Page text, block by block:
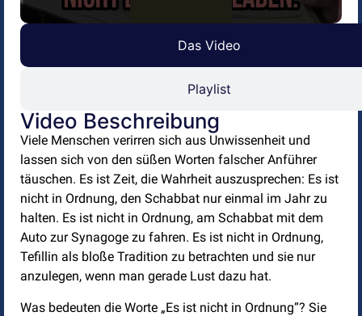
Das Video
Playlist
Video Beschreibung
Viele Menschen verirren sich aus Unwissenheit und
lassen sich von den süßen Worten falscher Anführer
täuschen. Es ist Zeit, die Wahrheit auszusprechen: Es ist
nicht in Ordnung, den Schabbat nur einmal im Jahr zu
halten. Es ist nicht in Ordnung, am Schabbat mit dem
Auto zur Synagoge zu fahren. Es ist nicht in Ordnung,
Tefillin als bloße Tradition zu betrachten und sie nur
anzulegen, wenn man gerade Lust dazu hat.
Was bedeuten die Worte „Es ist nicht in Ordnung“? Sie